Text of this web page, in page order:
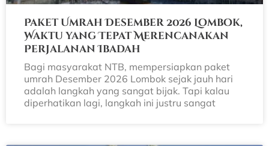
Paket Umrah Desember 2026 Lombok,
Waktu yang Tepat Merencanakan
Perjalanan Ibadah
Bagi masyarakat NTB, mempersiapkan paket
umrah Desember 2026 Lombok sejak jauh hari
adalah langkah yang sangat bijak. Tapi kalau
diperhatikan lagi, langkah ini justru sangat